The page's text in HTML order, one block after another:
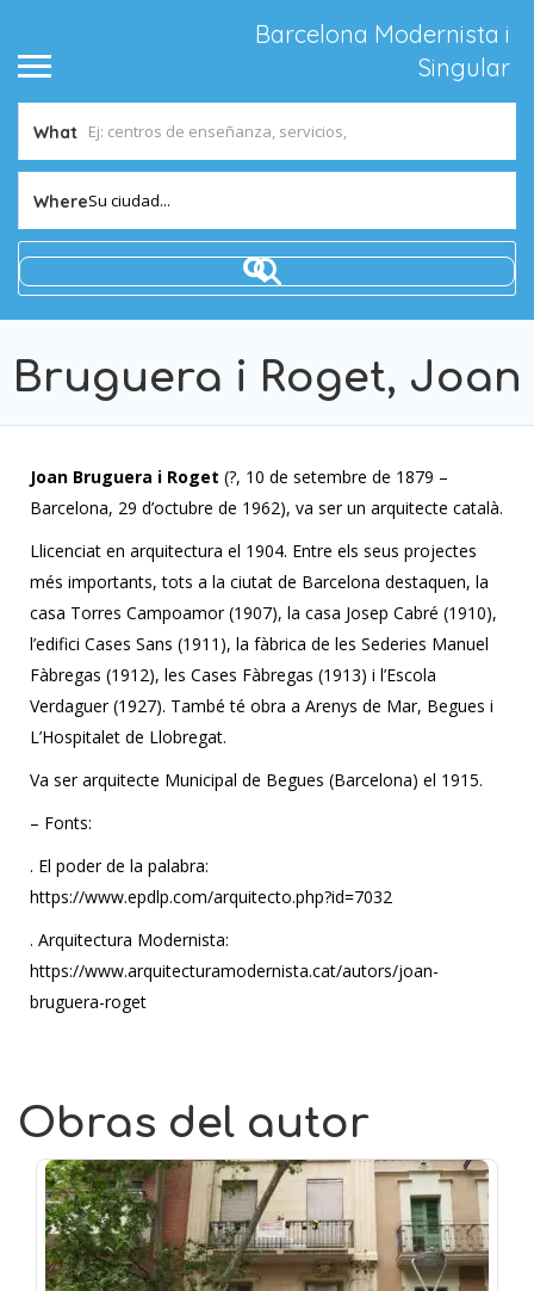
Barcelona Modernista i
Singular
What
WhereSu ciudad...
Bruguera i Roget, Joan
Joan Bruguera i Roget (?, 10 de setembre de 1879 –
Barcelona, 29 d’octubre de 1962), va ser un arquitecte català.
Llicenciat en arquitectura el 1904. Entre els seus projectes
més importants, tots a la ciutat de Barcelona destaquen, la
casa Torres Campoamor (1907), la casa Josep Cabré (1910),
l’edifici Cases Sans (1911), la fàbrica de les Sederies Manuel
Fàbregas (1912), les Cases Fàbregas (1913) i l’Escola
Verdaguer (1927). També té obra a Arenys de Mar, Begues i
L’Hospitalet de Llobregat.
Va ser arquitecte Municipal de Begues (Barcelona) el 1915.
– Fonts:
. El poder de la palabra:
https://www.epdlp.com/arquitecto.php?id=7032
. Arquitectura Modernista:
https://www.arquitecturamodernista.cat/autors/joan-
bruguera-roget
Obras del autor